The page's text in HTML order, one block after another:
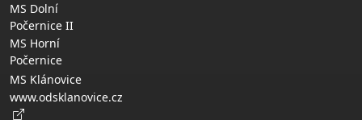
MS Dolní
Počernice II
MS Horní
Počernice
MS Klánovice
www.odsklanovice.cz